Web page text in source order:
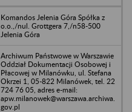
Komandos Jelenia Góra Spółka z
o.o.,/nul. Grottgera 7,/n58-500
Jelenia Góra
Archiwum Państwowe w Warszawie
Oddział Dokumentacji Osobowej i
Płacowej w Milanówku, ul. Stefana
Okrzei 1, 05-822 Milanówek, tel. 22
724 76 05, adres e-mail:
apw.milanowek@warszawa.archiwa.
gov.pl